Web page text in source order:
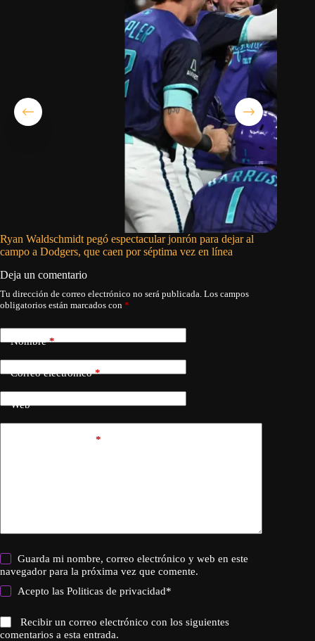
Ryan Waldschmidt pegó espectacular jonrón para dejar al
campo a Dodgers, que caen por séptima vez en línea
Deja un comentario
Tu dirección de correo electrónico no será publicada. Los campos
obligatorios están marcados con *
Nombre*
Correo electrónico*
Web
*
Guarda mi nombre, correo electrónico y web en este
navegador para la próxima vez que comente.
Acepto lasPoliticas de privacidad*
Recibir un correo electrónico con los siguientes
comentarios a esta entrada.